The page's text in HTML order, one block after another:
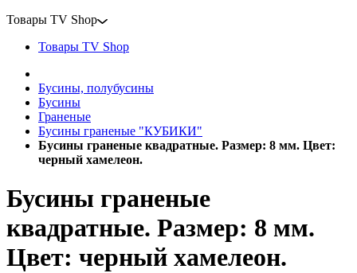
Товары TV Shop
Товары TV Shop
Бусины, полубусины
Бусины
Граненые
Бусины граненые "КУБИКИ"
Бусины граненые квадратные. Размер: 8 мм. Цвет:
черный хамелеон.
Бусины граненые
квадратные. Размер: 8 мм.
Цвет: черный хамелеон.